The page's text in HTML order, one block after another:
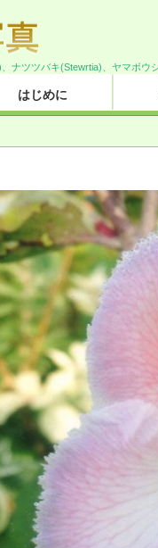
ナツツバキ(Stewrtia)、ヤマボウ
はじめに